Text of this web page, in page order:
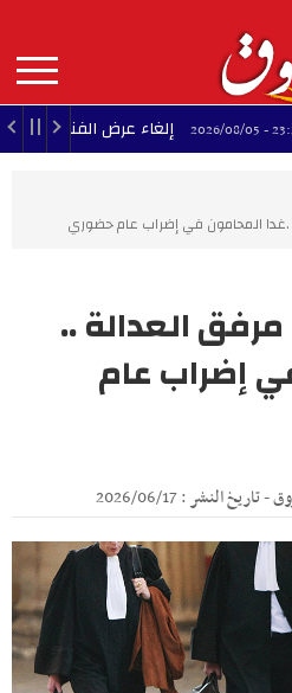
contenu
principal
MAIN
NAVIGATION
إلغاء عرض الفنان بودشار ضمن
المحامون في إضراب عام حضوري
العدالة ..
إضراب عام
النشر : 2026/06/17